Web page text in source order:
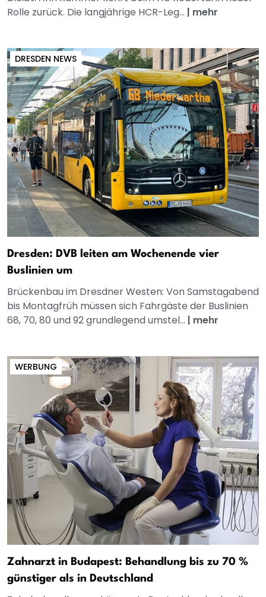
Rolle zurück. Die langjährige HCR-Leg... | mehr
DRESDEN NEWS
Dresden: DVB leiten am Wochenende vier
Buslinien um
Brückenbau im Dresdner Westen: Von Samstagabend
bis Montagfrüh müssen sich Fahrgäste der Buslinien
68, 70, 80 und 92 grundlegend umstel... | mehr
WERBUNG
Zahnarzt in Budapest: Behandlung bis zu 70 %
günstiger als in Deutschland